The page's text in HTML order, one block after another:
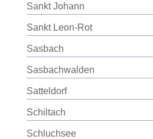
Sankt Johann
Sankt Leon-Rot
Sasbach
Sasbachwalden
Satteldorf
Schiltach
Schluchsee